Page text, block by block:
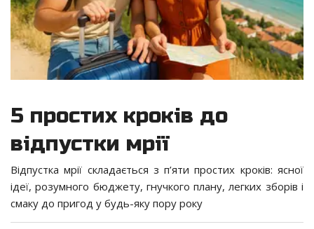
5 простих кроків до
відпустки мрії
Відпустка мрії складається з п’яти простих кроків: ясної
ідеї, розумного бюджету, гнучкого плану, легких зборів і
смаку до пригод у будь-яку пору року